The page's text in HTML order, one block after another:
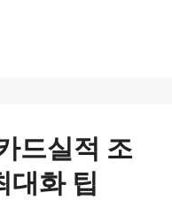
드실적 조
대화 팁